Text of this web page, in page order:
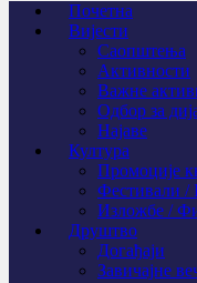
Почетна
Вијести
Саопштења
Активности
Важне
Одбор за
Најаве
Култура
Промоције
Фестивали /
Изложбе /
Друштво
Догађаји
Завичајне